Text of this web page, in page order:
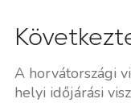
A horvátországi
helyi időjárási